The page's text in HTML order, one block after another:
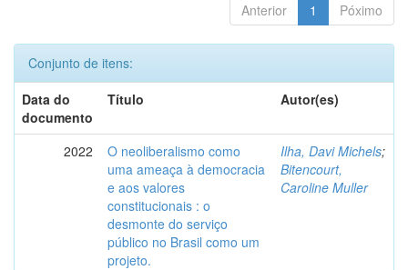
Anterior 1 Póximo
Conjunto de itens:
Data do
documento
Título Autor(es)
2022
O neoliberalismo como
uma ameaça à democracia
e aos valores
constitucionais : o
desmonte do serviço
público no Brasil como um
projeto.
Ilha, Davi Michels;
Bitencourt,
Caroline Muller